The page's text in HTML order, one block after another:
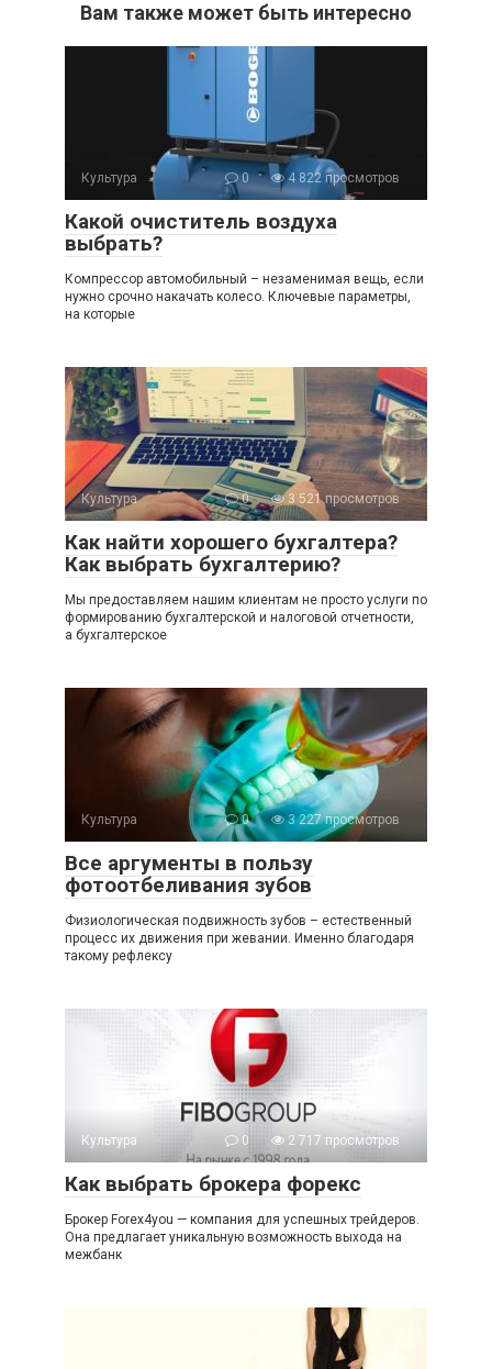
Вам также может быть интересно
Культура 0 4 822 просмотров
Какой очиститель воздуха
выбрать?
Компрессор автомобильный – незаменимая вещь, если
нужно срочно накачать колесо. Ключевые параметры,
на которые
Культура 0 3 521 просмотров
Как найти хорошего бухгалтера?
Как выбрать бухгалтерию?
Мы предоставляем нашим клиентам не просто услуги по
формированию бухгалтерской и налоговой отчетности,
а бухгалтерское
Культура 0 3 227 просмотров
Все аргументы в пользу
фотоотбеливания зубов
Физиологическая подвижность зубов – естественный
процесс их движения при жевании. Именно благодаря
такому рефлексу
Культура 0 2 717 просмотров
Как выбрать брокера форекс
Брокер Forex4you — компания для успешных трейдеров.
Она предлагает уникальную возможность выхода на
межбанк